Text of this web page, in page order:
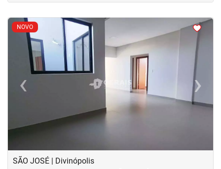
NOVO
< <<<
‹Previous ›Next
SÃO JOSÉ | Divinópolis